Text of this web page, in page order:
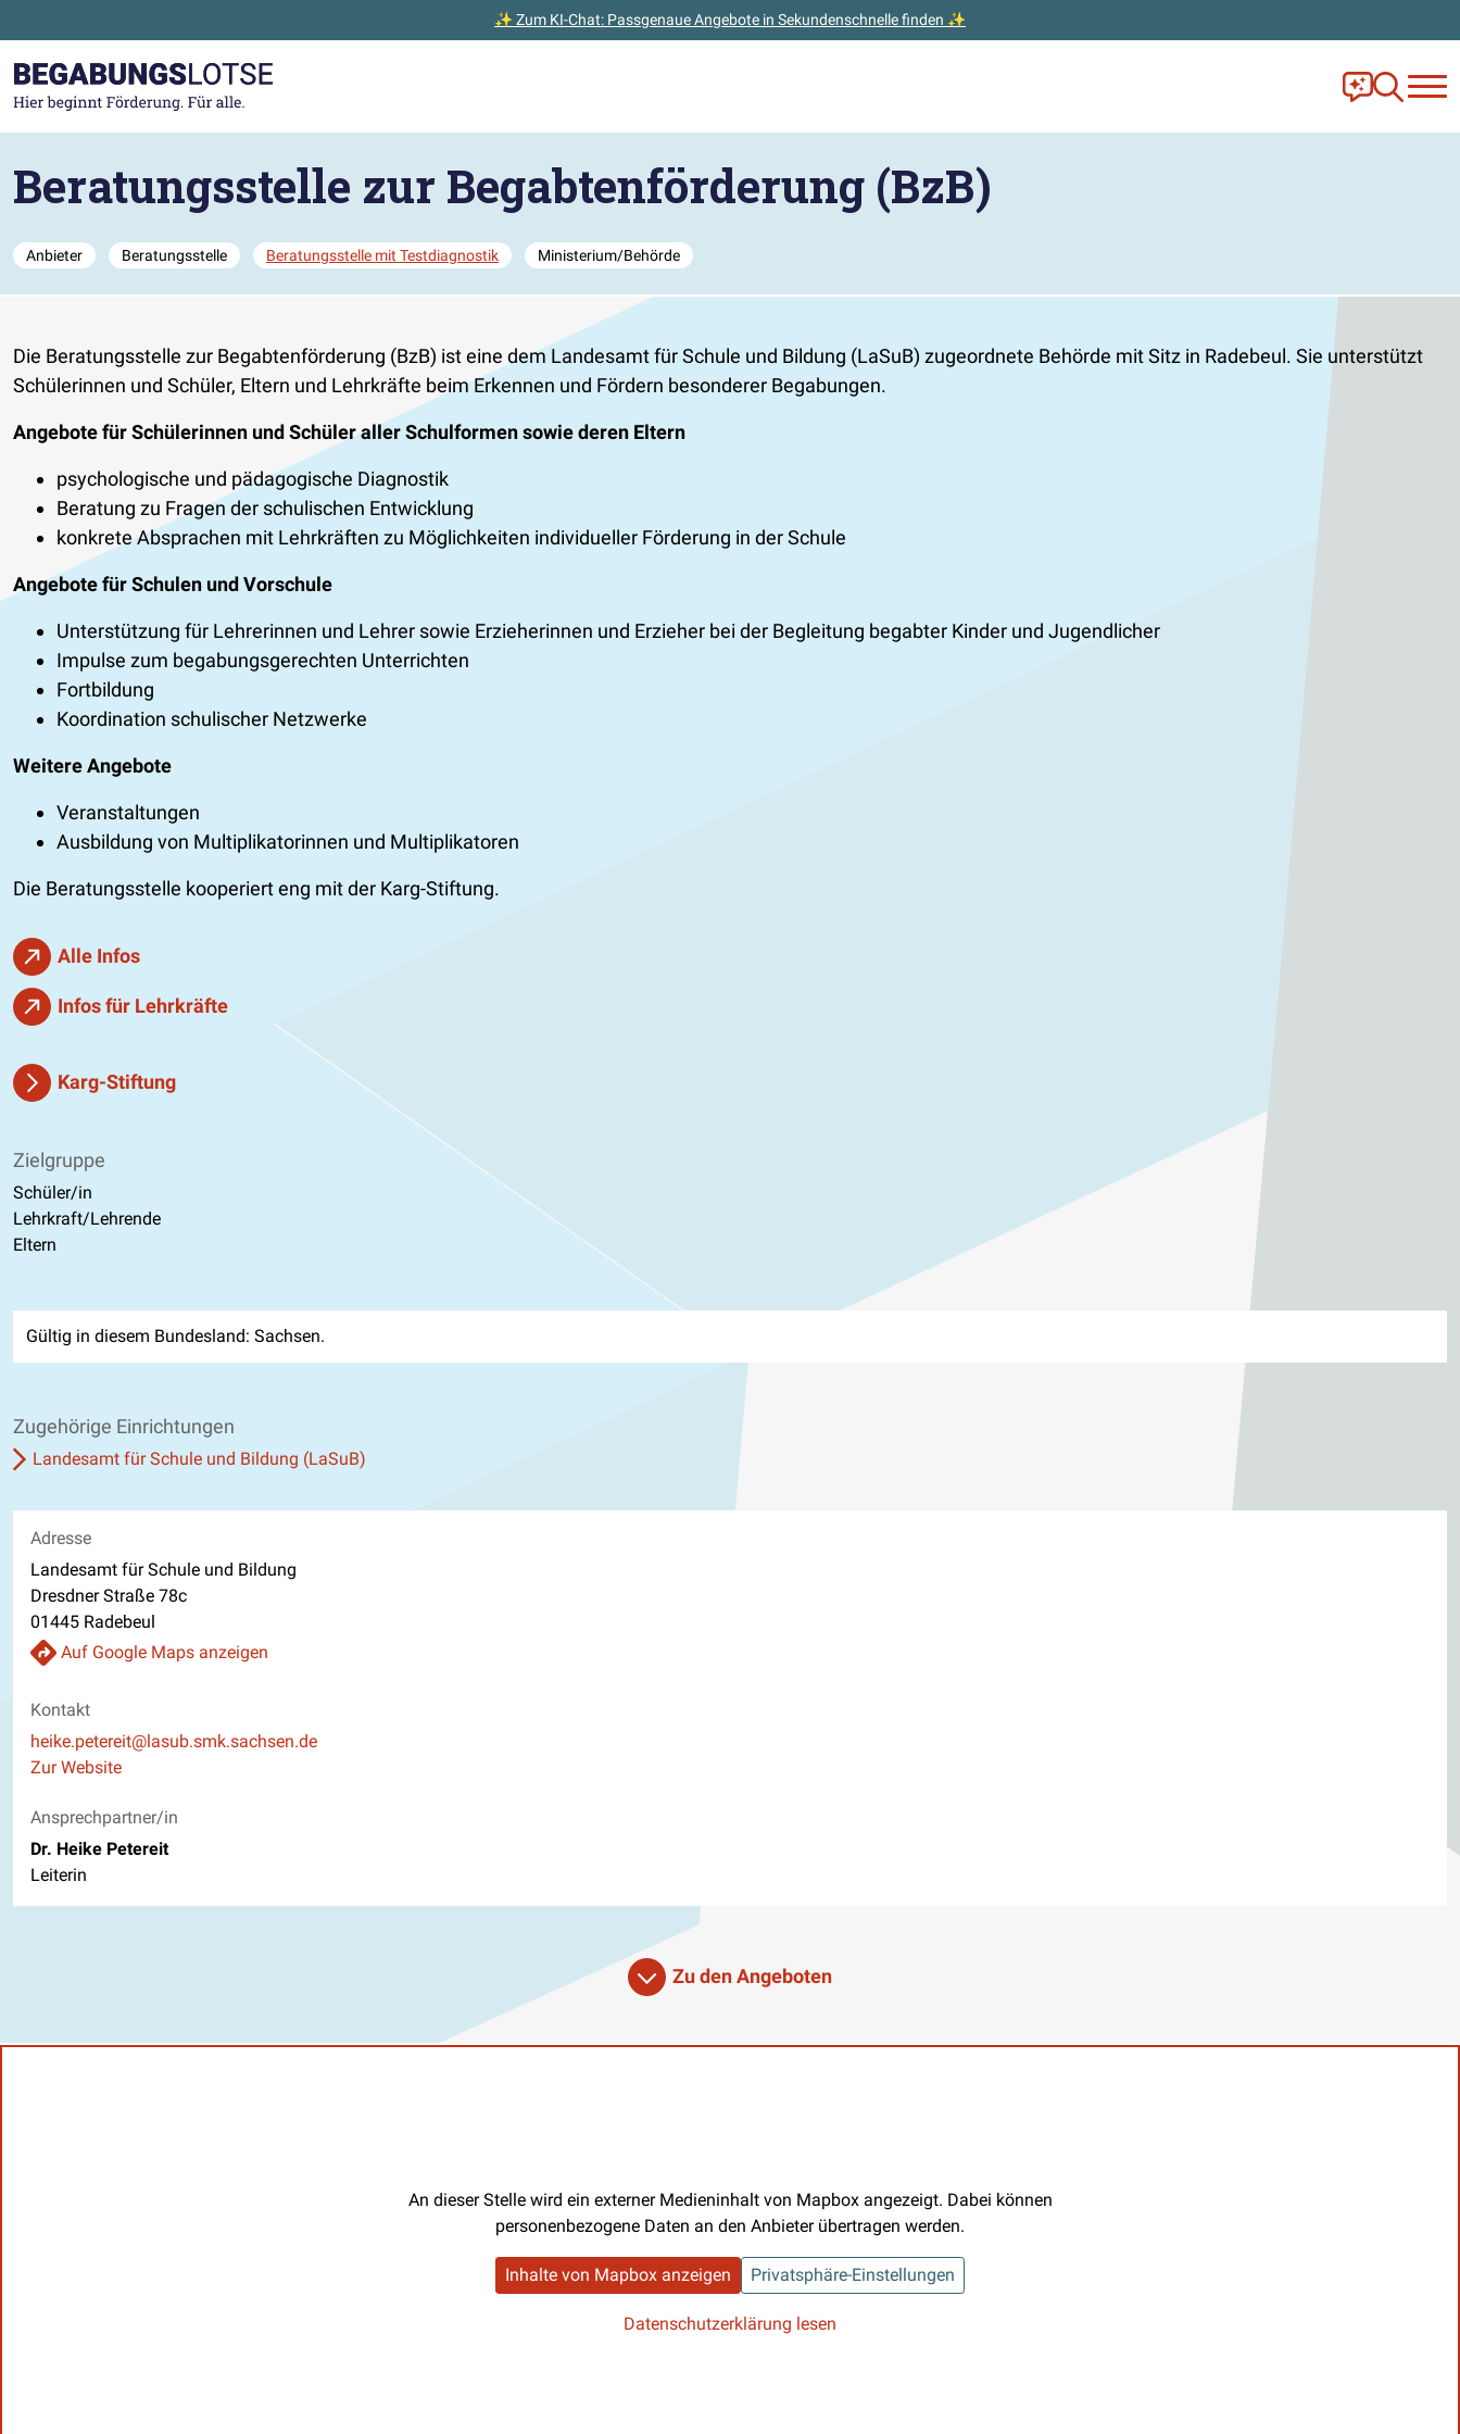
✨ Zum KI-Chat: Passgenaue Angebote in Sekundenschnelle finden ✨
Zur Startseite gehen
Frag Ella!
Zur
Beratungsstelle zur Begabtenförderung (BzB)
Anbieter Beratungsstelle Beratungsstelle mit Testdiagnostik Ministerium/Behörde
Die Beratungsstelle zur Begabtenförderung (BzB) ist eine dem Landesamt für Schule und Bildung (LaSuB) zugeordnete Behörde mit Sitz in Radebeul. Sie unterstützt
Schülerinnen und Schüler, Eltern und Lehrkräfte beim Erkennen und Fördern besonderer Begabungen.
Angebote für Schülerinnen und Schüler aller Schulformen sowie deren Eltern
psychologische und pädagogische Diagnostik
Beratung zu Fragen der schulischen Entwicklung
konkrete Absprachen mit Lehrkräften zu Möglichkeiten individueller Förderung in der Schule
Angebote für Schulen und Vorschule
Unterstützung für Lehrerinnen und Lehrer sowie Erzieherinnen und Erzieher bei der Begleitung begabter Kinder und Jugendlicher
Impulse zum begabungsgerechten Unterrichten
Fortbildung
Koordination schulischer Netzwerke
Weitere Angebote
Veranstaltungen
Ausbildung von Multiplikatorinnen und Multiplikatoren
Die Beratungsstelle kooperiert eng mit der Karg-Stiftung.
Alle Infos
Infos für Lehrkräfte
Karg-Stiftung
Zielgruppe
Schüler/in
Lehrkraft/Lehrende
Eltern
Gültig in diesem Bundesland: Sachsen.
Zugehörige Einrichtungen
Landesamt für Schule und Bildung (LaSuB)
Adresse
Landesamt für Schule und Bildung
Dresdner Straße 78c
01445 Radebeul
Auf Google Maps anzeigen
Kontakt
E-Mail
heike.petereit@lasub.smk.sachsen.de
Website
Zur Website
Ansprechpartner/in
Dr. Heike Petereit
Leiterin
Zu den Angeboten
An dieser Stelle wird ein externer Medieninhalt von Mapbox angezeigt. Dabei können
personenbezogene Daten an den Anbieter übertragen werden.
Inhalte von Mapbox anzeigen Privatsphäre-Einstellungen
Datenschutzerklärung lesen